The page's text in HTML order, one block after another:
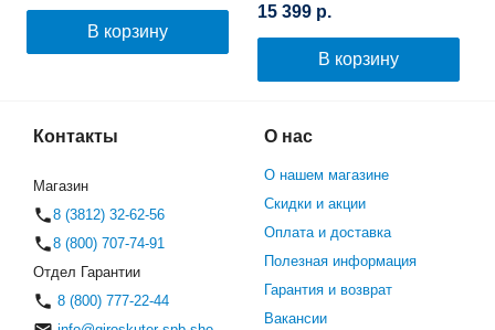
В корзину
(Космос)
15 399 р.
В корзину
Контакты
Магазин
8 (3812) 32-62-56
8 (800) 707-74-91
Отдел Гарантии
8 (800) 777-22-44
О нас
О нашем магазине
Скидки и акции
Оплата и доставка
Полезная информация
Гарантия и возврат
Вакансии